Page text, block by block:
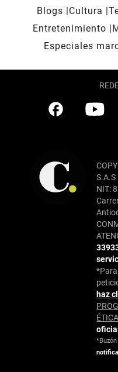
Blogs
Cultura
Entretenimiento
Especiales
S.A.S
NIT:
haz